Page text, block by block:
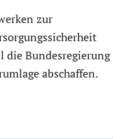
zur
die Bundesregierung
abschaffen.